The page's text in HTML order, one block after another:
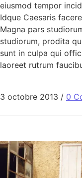
eiusmod tempor
Idque Caesaris
Magna pars
studiorum, prodita
sunt in culpa qui
laoreet rutrum
3 octobre 2013 / 0